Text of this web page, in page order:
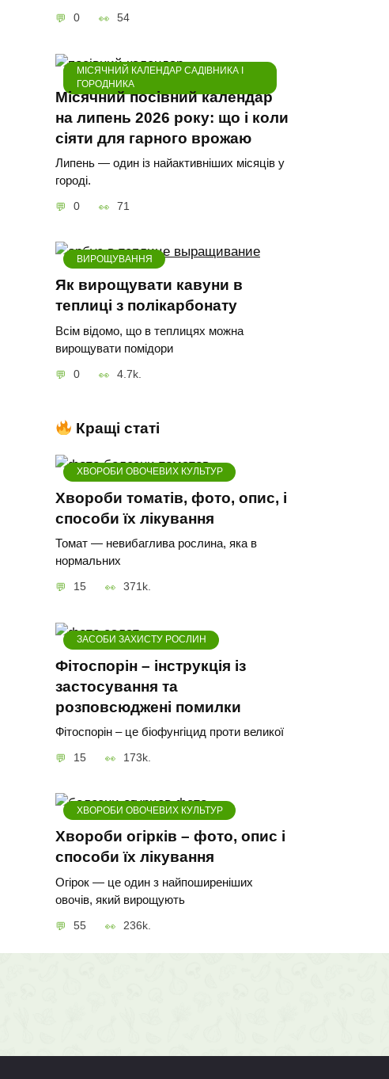
0 54
МІСЯЧНИЙ КАЛЕНДАР САДІВНИКА І
ГОРОДНИКА
Місячний посівний календар
на липень 2026 року: що і коли
сіяти для гарного врожаю
Липень — один із найактивніших місяців у
городі.
0 71
ВИРОЩУВАННЯ
Як вирощувати кавуни в
теплиці з полікарбонату
Всім відомо, що в теплицях можна
вирощувати помідори
0 4.7k.
Кращі статі
ХВОРОБИ ОВОЧЕВИХ КУЛЬТУР
Хвороби томатів, фото, опис, і
способи їх лікування
Томат — невибаглива рослина, яка в
нормальних
15 371k.
ЗАСОБИ ЗАХИСТУ РОСЛИН
Фітоспорін – інструкція із
застосування та
розповсюджені помилки
Фітоспорін – це біофунгіцид проти великої
15 173k.
ХВОРОБИ ОВОЧЕВИХ КУЛЬТУР
Хвороби огірків – фото, опис і
способи їх лікування
Огірок — це один з найпоширеніших
овочів, який вирощують
55 236k.